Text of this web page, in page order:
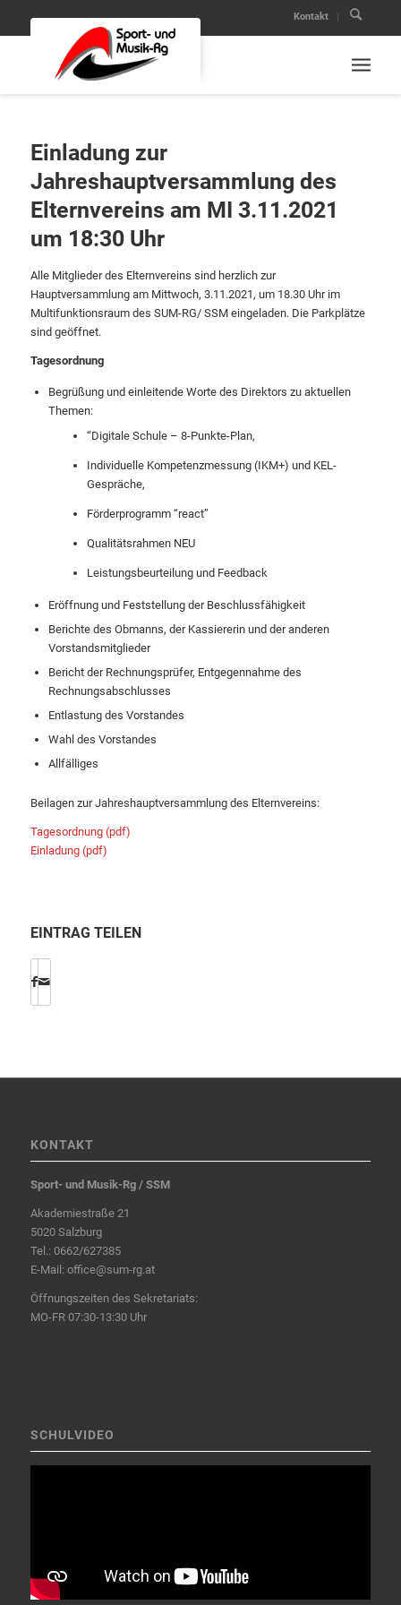
Kontakt
Einladung zur
Jahreshauptversammlung des
Elternvereins am MI 3.11.2021
um 18:30 Uhr
Alle Mitglieder des Elternvereins sind herzlich zur
Hauptversammlung am Mittwoch, 3.11.2021, um 18.30 Uhr im
Multifunktionsraum des SUM-RG/ SSM eingeladen. Die Parkplätze
sind geöffnet.
Tagesordnung
Begrüßung und einleitende Worte des Direktors zu aktuellen
Themen:
“Digitale Schule – 8-Punkte-Plan,
Individuelle Kompetenzmessung (IKM+) und KEL-
Gespräche,
Förderprogramm “react”
Qualitätsrahmen NEU
Leistungsbeurteilung und Feedback
Eröffnung und Feststellung der Beschlussfähigkeit
Berichte des Obmanns, der Kassiererin und der anderen
Vorstandsmitglieder
Bericht der Rechnungsprüfer, Entgegennahme des
Rechnungsabschlusses
Entlastung des Vorstandes
Wahl des Vorstandes
Allfälliges
Beilagen zur Jahreshauptversammlung des Elternvereins:
Tagesordnung (pdf)
Einladung (pdf)
EINTRAG TEILEN
KONTAKT
Sport- und Musik-Rg / SSM
Akademiestraße 21
5020 Salzburg
Tel.: 0662/627385
E-Mail: office@sum-rg.at
Öffnungszeiten des Sekretariats:
MO-FR 07:30-13:30 Uhr
SCHULVIDEO